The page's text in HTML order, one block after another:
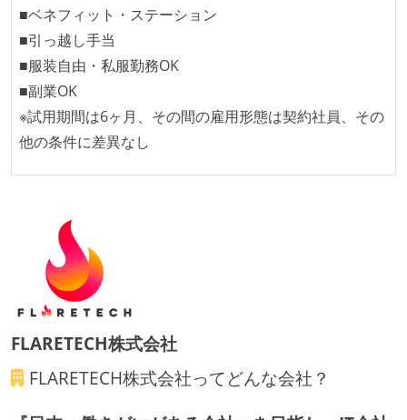
ワークフローの整備
全てのコードをバージョン管理ツールで管理している
各メンバーが実装したコードのマージは Pull Request
ベースで行われる
コードによるインフラ構成管理（Infrastructure as
Code）の環境が整備されている
KPI などチームの目標・実績値について、メンバーの
誰もがいつでも閲覧可能になっている
労働環境の自由度
メンバーの多様性
■ベネフィット・ステーション
■引っ越し手当
■服装自由・私服勤務OK
■副業OK
※試用期間は6ヶ月、その間の雇用形態は契約社員、その
他の条件に差異なし
FLARETECH株式会社
FLARETECH株式会社ってどんな会社？